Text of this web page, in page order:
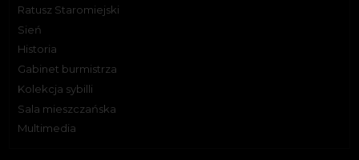
Ratusz Staromiejski
Sień
Historia
Gabinet burmistrza
Kolekcja sybilli
Sala mieszczańska
Multimedia